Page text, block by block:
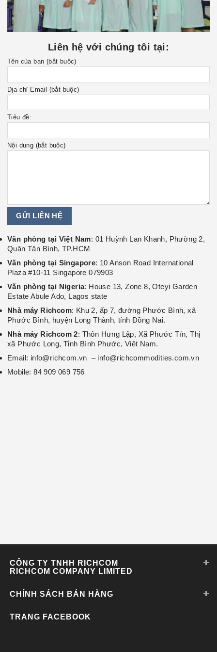
categories
Rich Nuts
Liên hệ với chúng tôi tại:
Tên của bạn (bắt buộc)
Địa chỉ Email (bắt buộc)
Tiêu đề:
Nội dung (bắt buộc)
Văn phòng tại Việt Nam: 01 Huỳnh Lan Khanh, Phường 2,
Quận Tân Bình, TP.HCM
Văn phòng tại Singapore: 10 Anson Road International
Plaza #10-11 Singapore 079903
Văn phòng tại Nigeria: House 13, Zone 8, Oteyi Garden
Estate Abule Ado, Lagos state
Nhà máy Richcom: Khu 2, ấp 7, đường Phước Bình, xã
Phước Bình, huyện Long Thành, tỉnh Đồng Nai.
Nhà máy Richcom 2: Thôn Hưng Lập, Xã Phước Tín, Thị
xã Phước Long, Tỉnh Bình Phước, Việt Nam.
Email: info@richcom.vn – info@richcommodities.com.vn
Mobile: 84 909 069 756
CÔNG TY TNHH RICHCOM
RICHCOM COMPANY LIMITED
CHÍNH SÁCH BÁN HÀNG
TRANG FACEBOOK